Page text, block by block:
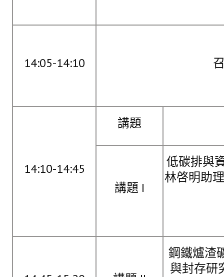
獎章委員會簡則
場地租借管理辦法
會員代表選舉辦法
盧善棟獎學金
技術獎章得獎人介紹
14:05-14:10
14:10-14:45
講題
講題 I
低碳排與
林啓明助
鋼鐵爐渣
與封存研